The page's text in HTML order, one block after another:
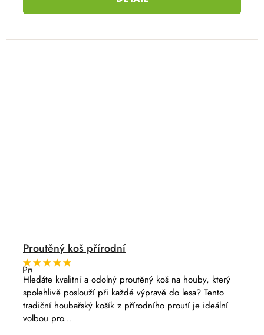
Proutěný koš přírodní
Průměrné
hodnocení
produktu
je
5,0
z
5
hvězdiček.
Hledáte kvalitní a odolný proutěný koš na houby, který
spolehlivě poslouží při každé výpravě do lesa? Tento
tradiční houbařský košík z přírodního proutí je ideální
volbou pro...